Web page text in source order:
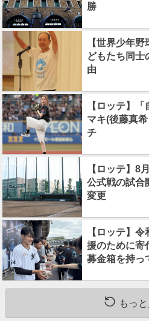
勝
【世界少年
どもたち同士
由
【ロッテ】
マキ(後藤真
チ
【ロッテ】8
公式戦の試合
変更
【ロッテ】
援のために寄
募金箱を持っ
もっ